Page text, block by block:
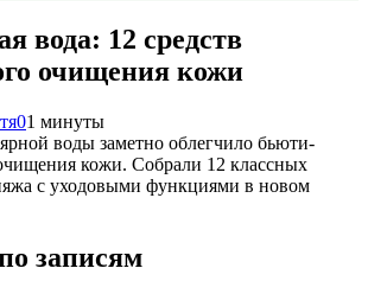
вода: 12 средств
очищения кожи
01 минуты
воды заметно облегчило бьюти-
кожи. Собрали 12 классных
с уходовыми функциями в новом
записям